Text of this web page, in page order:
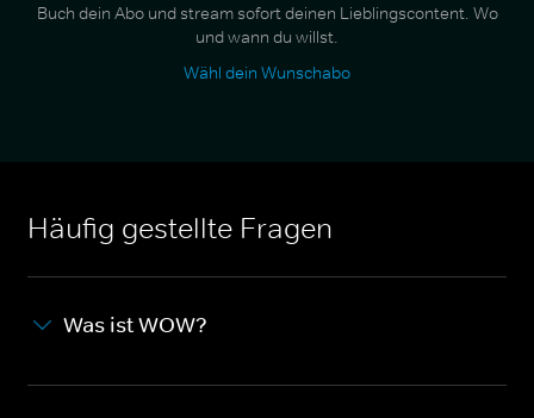
Buch dein Abo und stream sofort deinen Lieblingscontent. Wo
und wann du willst.
Wähl dein Wunschabo
Häufig gestellte Fragen
Was ist WOW?